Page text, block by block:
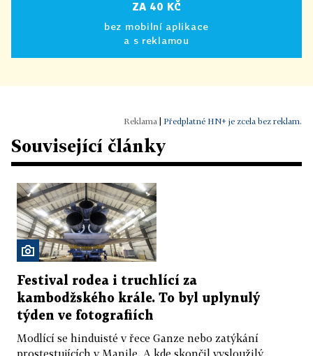
ZA 40 KČ
bez mobilní aplikace
a s reklamou
Předplatné HN+ je zcela bez reklam.
Související články
Festival rodea i truchlící za
kambodžského krále. To byl uplynulý
týden ve fotografiích
Modlící se hinduisté v řece Ganze nebo zatýkání
prostestujících v Manile. A kde skončil vysloužilý